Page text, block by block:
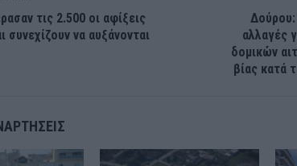
τις 2.500 οι αφίξεις
συνεχίζουν να αυξάνονται
Δούρου:
αλλαγές
δομικών
βίας κατά